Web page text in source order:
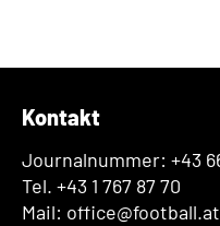
Kontakt
Journalnummer: +43
Tel. +43 1 767 87 70
Mail: office@football.at